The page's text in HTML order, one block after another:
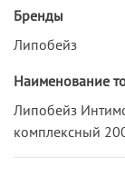
Бренды
Липобейз
Наименование
Липобейз
комплексный